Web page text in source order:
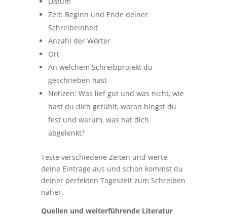
Zeit: Beginn und Ende deiner
Schreibeinheit
Anzahl der Wörter
Ort
An welchem Schreibprojekt du
geschrieben hast
Notizen: Was lief gut und was nicht, wie
hast du dich gefühlt, woran hingst du
fest und warum, was hat dich
abgelenkt?
Teste verschiedene Zeiten und werte
deine Einträge aus und schon kommst du
deiner perfekten Tageszeit zum Schreiben
näher.
Quellen und weiterführende Literatur